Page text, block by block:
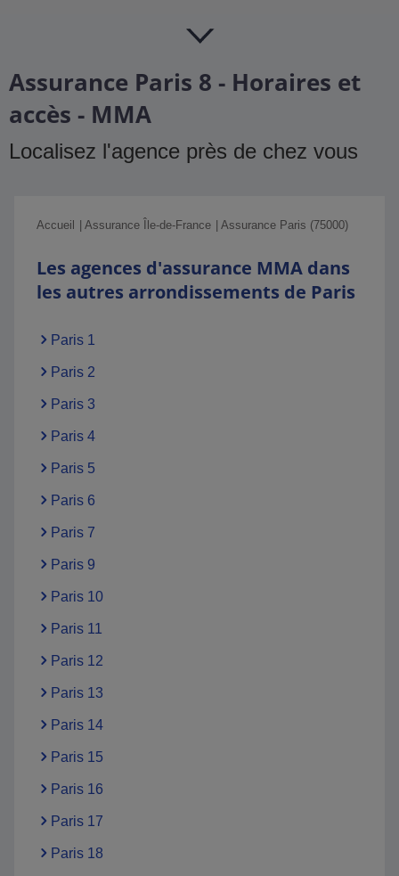
Assurance Paris 8 - Horaires et
accès - MMA
Localisez l'agence près de chez vous
Accueil Assurance Île-de-France Assurance Paris (75000)
Les agences d'assurance MMA dans
les autres arrondissements de Paris
Paris 1
Paris 2
Paris 3
Paris 4
Paris 5
Paris 6
Paris 7
Paris 9
Paris 10
Paris 11
Paris 12
Paris 13
Paris 14
Paris 15
Paris 16
Paris 17
Paris 18